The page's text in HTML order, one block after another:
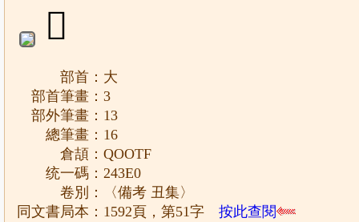
𤏠
部首：大
部首筆畫：3
部外筆畫：13
總筆畫：16
倉頡：QOOTF
统一碼：243E0
卷別：〈備考 丑集〉
同文書局本：1592頁，第51字按此查閱